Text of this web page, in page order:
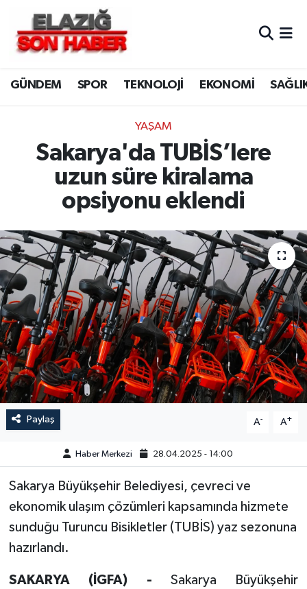
GÜNDEM SPOR TEKNOLOJİ EKONOMİ
YAŞAM
Sakarya'da TUBİS’lere
uzun süre kiralama
opsiyonu eklendi
Paylaş A- A+
Haber Merkezi 28.04.2025 - 14:00
Sakarya Büyükşehir Belediyesi, çevreci ve
ekonomik ulaşım çözümleri kapsamında hizmete
sunduğu Turuncu Bisikletler (TUBİS) yaz sezonuna
hazırlandı.
SAKARYA (İGFA) - Sakarya Büyükşehir
CANLI YAYIN
ASAYİŞ
BİLİM VE TEKNOLOJİ
DÜNYA
ELAZIĞ
GENEL
GÜNDEM
HABERDE İNSAN
KÜLTÜR-SANAT
ÖZEL HABER
POLİTİKA
SAĞLIK
Merkez Hava Durumu
Merkez Trafik Yoğunluk Haritası
Süper Lig Puan Durumu ve Fikstür
Tüm Manşetler
Son Dakika Haberleri